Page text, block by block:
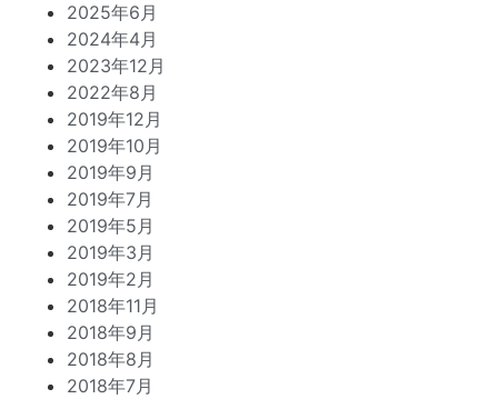
2025年6月
2024年4月
2023年12月
2022年8月
2019年12月
2019年10月
2019年9月
2019年7月
2019年5月
2019年3月
2019年2月
2018年11月
2018年9月
2018年8月
2018年7月